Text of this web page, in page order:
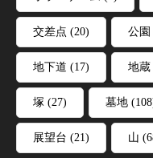
交差点 (20) 公園
地下道 (17) 地蔵
塚 (27) 墓地
展望台 (21) 山